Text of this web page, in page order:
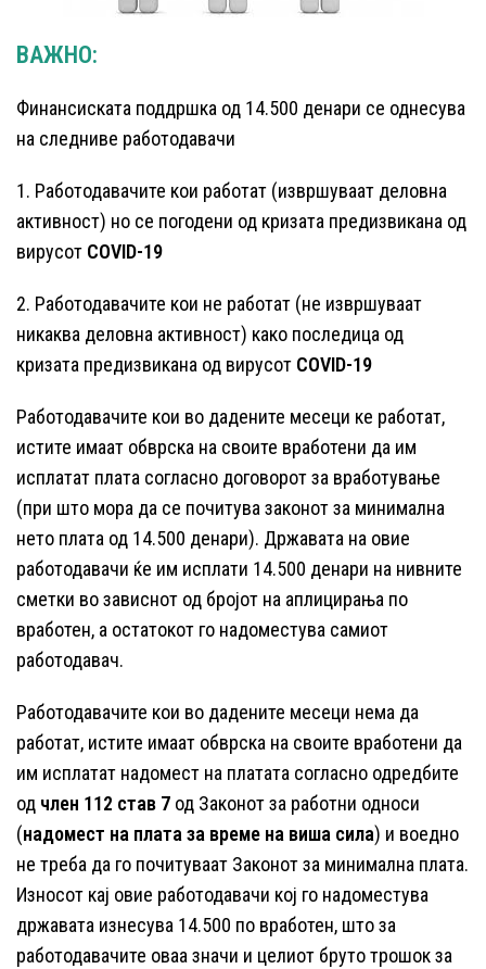
ВАЖНО:
Финансиската поддршка од 14.500 денари се однесува
на следниве работодавачи
1. Работодавачите кои работат (извршуваат деловна
активност) но се погодени од кризата предизвикана од
вирусот COVID-19
2. Работодавачите кои не работат (не извршуваат
никаква деловна активност) како последица од
кризата предизвикана од вирусот COVID-19
Работодавачите кои во дадените месеци ке работат,
истите имаат обврска на своите вработени да им
исплатат плата согласно договорот за вработување
(при што мора да се почитува законот за минимална
нето плата од 14.500 денари). Државата на овие
работодавачи ќе им исплати 14.500 денари на нивните
сметки во зависнот од бројот на аплицирања по
вработен, а остатокот го надоместува самиот
работодавач.
Работодавачите кои во дадените месеци нема да
работат, истите имаат обврска на своите вработени да
им исплатат надомест на платата согласно одредбите
од член 112 став 7 од Законот за работни односи
(надомест на плата за време на виша сила) и воедно
не треба да го почитуваат Законот за минимална плата.
Износот кај овие работодавачи кој го надоместува
државата изнесува 14.500 по вработен, што за
работодавачите оваа значи и целиот бруто трошок за